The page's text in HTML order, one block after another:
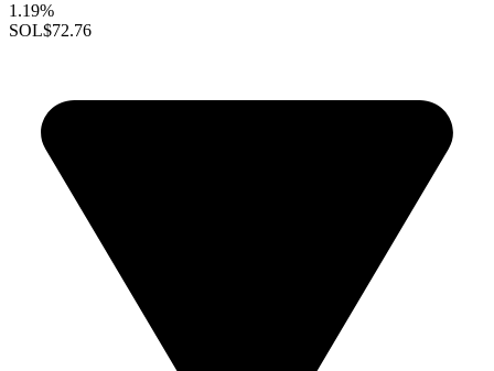
1.19%
SOL$72.76